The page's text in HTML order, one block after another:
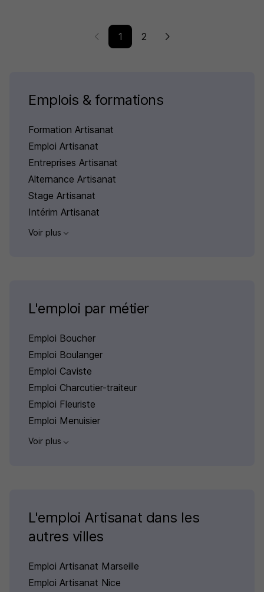
1 2
Emplois & formations
Formation Artisanat
Emploi Artisanat
Entreprises Artisanat
Alternance Artisanat
Stage Artisanat
Intérim Artisanat
Voir plus
L'emploi par métier
Emploi Boucher
Emploi Boulanger
Emploi Caviste
Emploi Charcutier-traiteur
Emploi Fleuriste
Emploi Menuisier
Voir plus
L'emploi Artisanat dans les
autres villes
Emploi Artisanat Marseille
Emploi Artisanat Nice